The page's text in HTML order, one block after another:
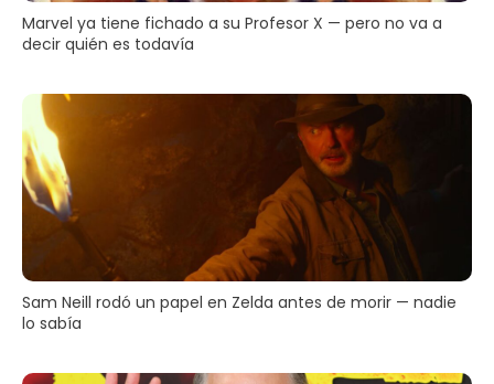
Marvel ya tiene fichado a su Profesor X — pero no va a
decir quién es todavía
Sam Neill rodó un papel en Zelda antes de morir — nadie
lo sabía